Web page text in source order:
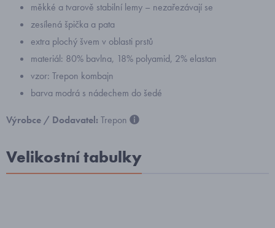
měkké a tvarově stabilní lemy – nezařezávají se
zesílená špička a pata
extra plochý švem v oblasti prstů
materiál: 80% bavlna, 18% polyamid, 2% elastan
vzor: Trepon kombajn
barva modrá s nádechem do šedé
Výrobce / Dodavatel: Trepon
Velikostní tabulky